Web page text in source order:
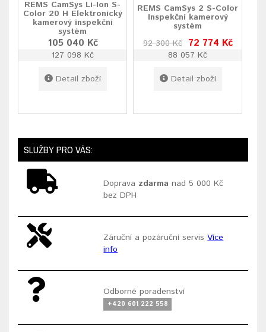
REMS CamSys Li-Ion S-
Color 20 H Elektronický
kamerový inspekční
systém
105 040 Kč
127 098 Kč
Detail zboží
REMS CamSys 2 S-Color
Inspekční kamerový
systém
92 300 Kč 72 774 Kč
88 057 Kč
Detail zboží
SLUŽBY PRO VÁS:
Doprava zdarma nad 5 000 Kč
bez DPH
Záruční a pozáruční servisVíce
info
Odborné poradenství
+420 601 222 558